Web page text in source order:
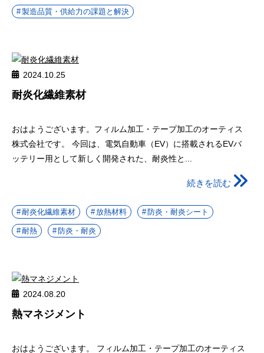
製造品質・供給力の課題と解決
2024.10.25
耐炎化繊維素材
おはようございます。フィルム加工・テープ加工のオーティス
株式会社です。 今回は、電気自動車（EV）に搭載されるEVバ
ッテリー用として新しく開発された、耐炎性と...
続きを読む
耐炎化繊維素材 放熱材料 防炎・耐炎シート
耐熱 防炎・耐炎
2024.08.20
熱マネジメント
おはようございます。 フィルム加工・テープ加工のオーティス